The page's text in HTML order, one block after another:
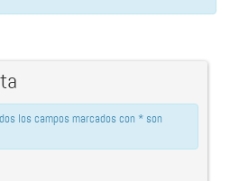
los campos marcados con * son